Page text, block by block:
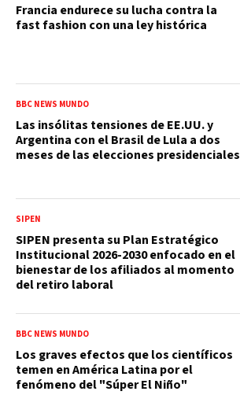
Francia endurece su lucha contra la
fast fashion con una ley histórica
BBC NEWS MUNDO
Las insólitas tensiones de EE.UU. y
Argentina con el Brasil de Lula a dos
meses de las elecciones presidenciales
SIPEN
SIPEN presenta su Plan Estratégico
Institucional 2026-2030 enfocado en el
bienestar de los afiliados al momento
del retiro laboral
BBC NEWS MUNDO
Los graves efectos que los científicos
temen en América Latina por el
fenómeno del "Súper El Niño"